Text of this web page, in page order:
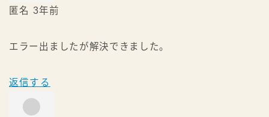
匿名 3年前
エラー出ましたが解決できました。
返信する